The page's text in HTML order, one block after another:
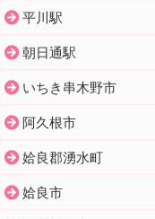
平川駅
朝日通駅
いちき串木野市
阿久根市
姶良郡湧水町
姶良市